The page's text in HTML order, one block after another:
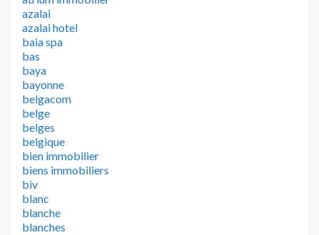
azalai
azalai hotel
baia spa
bas
baya
bayonne
belgacom
belge
belges
belgique
bien immobilier
biens immobiliers
biv
blanc
blanche
blanches